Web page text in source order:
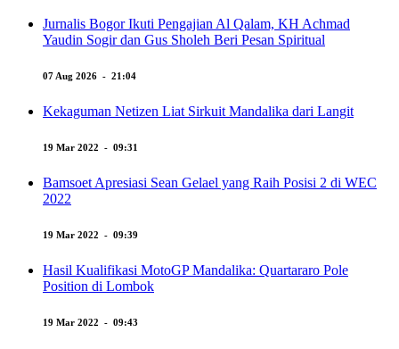
Jurnalis Bogor Ikuti Pengajian Al Qalam, KH Achmad
Yaudin Sogir dan Gus Sholeh Beri Pesan Spiritual
07 Aug 2026 - 21:04
Kekaguman Netizen Liat Sirkuit Mandalika dari Langit
19 Mar 2022 - 09:31
Bamsoet Apresiasi Sean Gelael yang Raih Posisi 2 di WEC
2022
19 Mar 2022 - 09:39
Hasil Kualifikasi MotoGP Mandalika: Quartararo Pole
Position di Lombok
19 Mar 2022 - 09:43